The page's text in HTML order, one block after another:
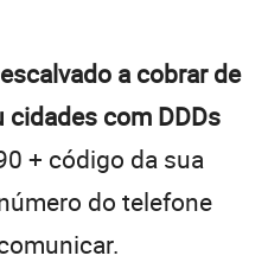
a cobrar de
com DDDs
+ código da sua
do telefone